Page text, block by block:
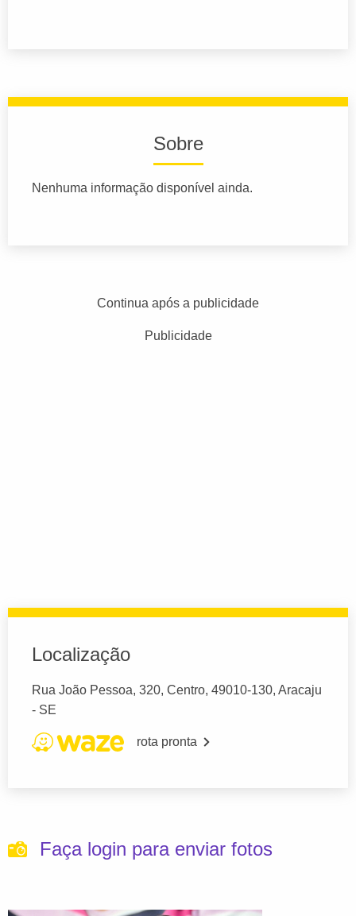
Sobre
Nenhuma informação disponível ainda.
Continua após a publicidade
Publicidade
Localização
Rua João Pessoa, 320, Centro, 49010-130, Aracaju
- SE
rota pronta
Faça login para enviar fotos